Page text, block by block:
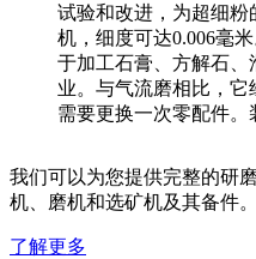
试验和改进，为超细
机，细度可达0.006毫
于加工石膏、方解石
业。与气流磨相比，它
需要更换一次零配件。
我们可以为您提供完整的研
机、磨机和选矿机及其备件。
了解更多